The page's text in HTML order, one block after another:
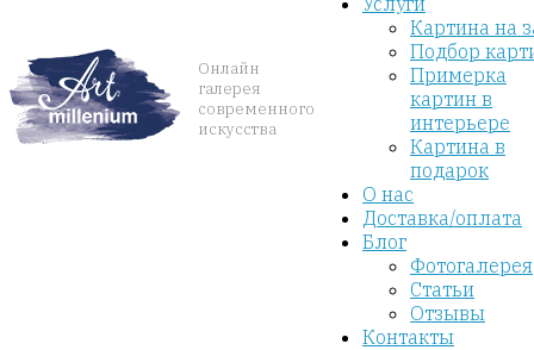
Онлайн
галерея
современного
искусства
Картина на
Подбор
Примерка
картин в
интерьере
Картина в
подарок
О нас
Доставка/оплата
Блог
Фотогалерея
Статьи
Отзывы
Контакты